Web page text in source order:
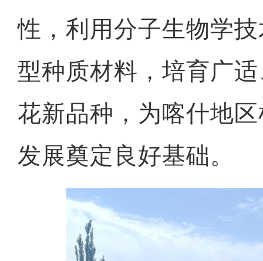
性，利用分子生物学
型种质材料，培育广
花新品种，为喀什地
发展奠定良好基础。